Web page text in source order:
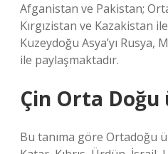
Afganistan ve Pakistan;
Kırgızistan ve Kazakistan
Kuzeydoğu Asya’yı Rusya,
ile paylaşmaktadır.
Çin Orta Doğu
Bu tanıma göre Ortadoğu